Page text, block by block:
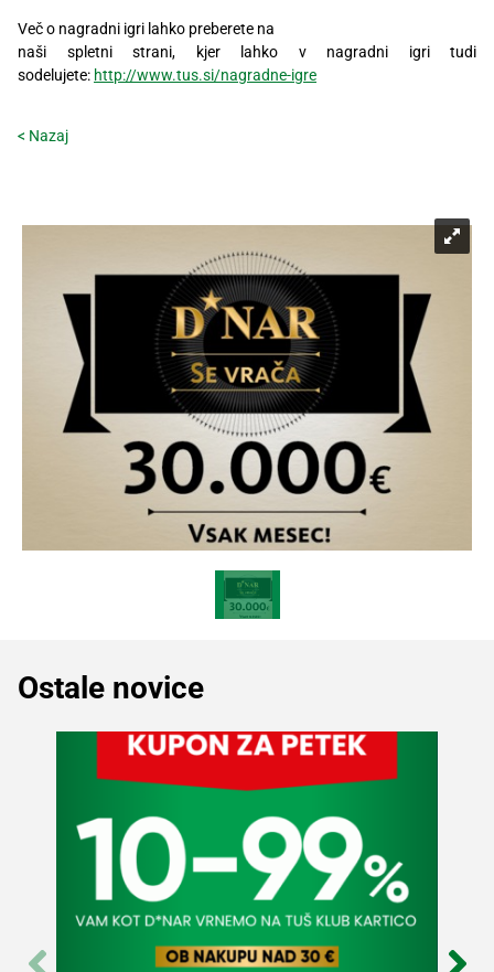
Več o nagradni igri lahko preberete na
naši spletni strani, kjer lahko v nagradni igri tudi
sodelujete: http://www.tus.si/nagradne-igre
< Nazaj
Ostale novice